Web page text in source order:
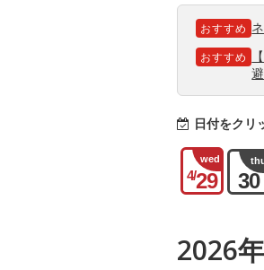
おすすめ
おすすめ
日付をクリ
wed
4/29 30
2026